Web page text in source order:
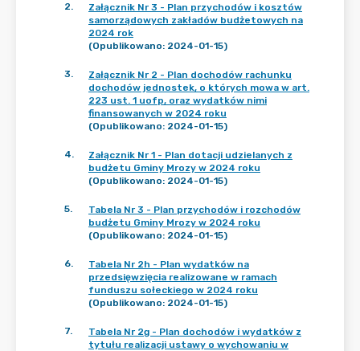
2.
Załącznik Nr 3 - Plan przychodów i kosztów
samorządowych zakładów budżetowych na
2024 rok
(Opublikowano: 2024-01-15)
3.
Załącznik Nr 2 - Plan dochodów rachunku
dochodów jednostek, o których mowa w art.
223 ust. 1 uofp, oraz wydatków nimi
finansowanych w 2024 roku
(Opublikowano: 2024-01-15)
4.
Załącznik Nr 1 - Plan dotacji udzielanych z
budżetu Gminy Mrozy w 2024 roku
(Opublikowano: 2024-01-15)
5.
Tabela Nr 3 - Plan przychodów i rozchodów
budżetu Gminy Mrozy w 2024 roku
(Opublikowano: 2024-01-15)
6.
Tabela Nr 2h - Plan wydatków na
przedsięwzięcia realizowane w ramach
funduszu sołeckiego w 2024 roku
(Opublikowano: 2024-01-15)
7.
Tabela Nr 2g - Plan dochodów i wydatków z
tytułu realizacji ustawy o wychowaniu w